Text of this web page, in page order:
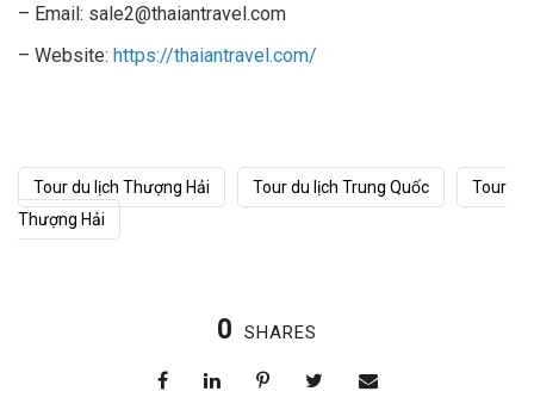
– Email: sale2@thaiantravel.com
– Website: https://thaiantravel.com/
Tour du lịch Thượng Hải Tour du lịch Trung Quốc
Tour
Thượng Hải
0 SHARES